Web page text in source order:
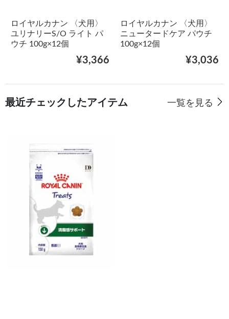
ロイヤルカナン 〈犬用〉
ユリナリーS/O ライト パ
ウチ 100g×12個
¥3,366
ロイヤルカナン 〈犬用〉
ニュータードケア パウチ
100g×12個
¥3,036
最近チェックしたアイテム 一覧を見る